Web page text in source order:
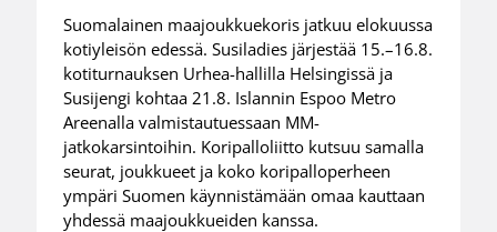
Suomalainen maajoukkuekoris jatkuu elokuussa
kotiyleisön edessä. Susiladies järjestää 15.–16.8.
kotiturnauksen Urhea-hallilla Helsingissä ja
Susijengi kohtaa 21.8. Islannin Espoo Metro
Areenalla valmistautuessaan MM-
jatkokarsintoihin. Koripalloliitto kutsuu samalla
seurat, joukkueet ja koko koripalloperheen
ympäri Suomen käynnistämään omaa kauttaan
yhdessä maajoukkueiden kanssa.